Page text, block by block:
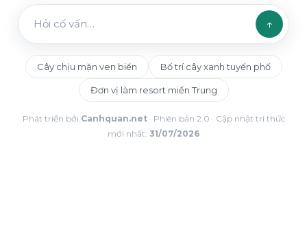
↑
Cây chịu mặn ven biển Bố trí cây xanh tuyến phố
Đơn vị làm resort miền Trung
Phát triển bởi Canhquan.net· Phiên bản 2.0 · Cập nhật tri thức
mới nhất: 31/07/2026